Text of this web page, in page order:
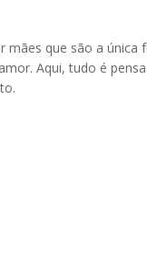
que são a única
Aqui, tudo é